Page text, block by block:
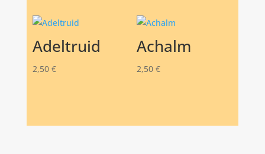
Adeltruid
2,50 €
Achalm
2,50 €